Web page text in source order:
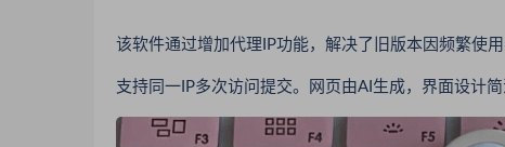
该软件通过增加代理IP功能，解决了旧版本因频繁使用
支持同一IP多次访问提交。网页由AI生成，界面设计